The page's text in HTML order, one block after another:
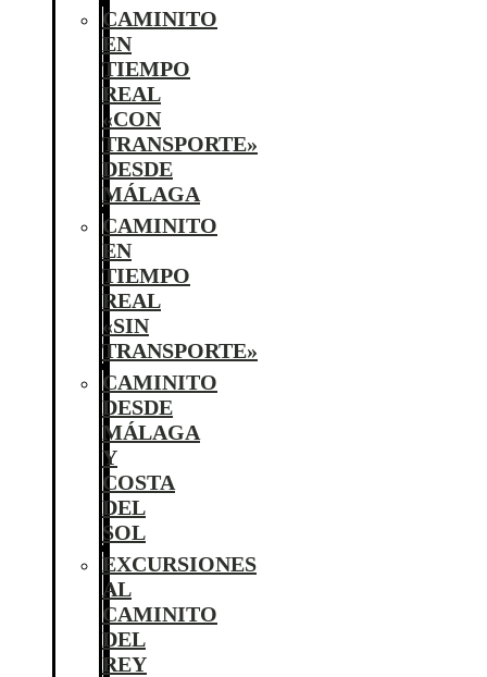
CAMINITO
EN
TIEMPO
REAL
«CON
TRANSPORTE»
DESDE
MÁLAGA
CAMINITO
EN
TIEMPO
REAL
«SIN
TRANSPORTE»
CAMINITO
DESDE
MÁLAGA
Y
COSTA
DEL
SOL
EXCURSIONES
AL
CAMINITO
DEL
REY